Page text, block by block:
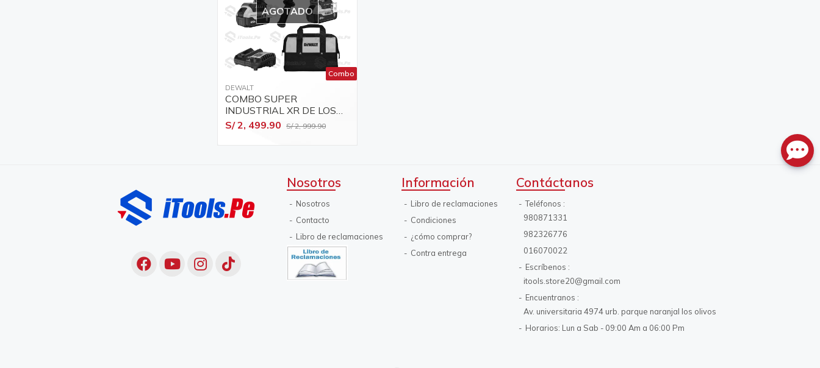
AGOTADO
Combo
DEWALT
COMBO SUPER
INDUSTRIAL XR DE LOS
LOCOS X DEWALT
S/ 2, 499.90 S/ 2, 999.90
Nosotros
Nosotros
Contacto
Libro de reclamaciones
Información
Libro de reclamaciones
Condiciones
¿cómo comprar?
Contra entrega
Contáctanos
Teléfonos
980871331
982326776
016070022
Escríbenos
itools.store20@gmail.com
Encuentranos
Av. universitaria 4974 urb. parque naranjal los olivos
Horarios: Lun a Sab - 09:00 Am a 06:00 Pm